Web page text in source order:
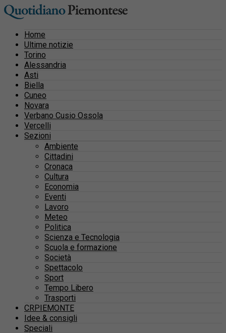
Home
Ultime notizie
Torino
Alessandria
Asti
Biella
Cuneo
Novara
Verbano Cusio Ossola
Vercelli
Sezioni
Ambiente
Cittadini
Cronaca
Cultura
Economia
Eventi
Lavoro
Meteo
Politica
Scienza e Tecnologia
Scuola e formazione
Società
Spettacolo
Sport
Tempo Libero
Trasporti
CRPIEMONTE
Idee & consigli
Speciali